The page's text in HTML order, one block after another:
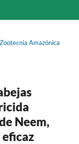
Amazónica
Neem,